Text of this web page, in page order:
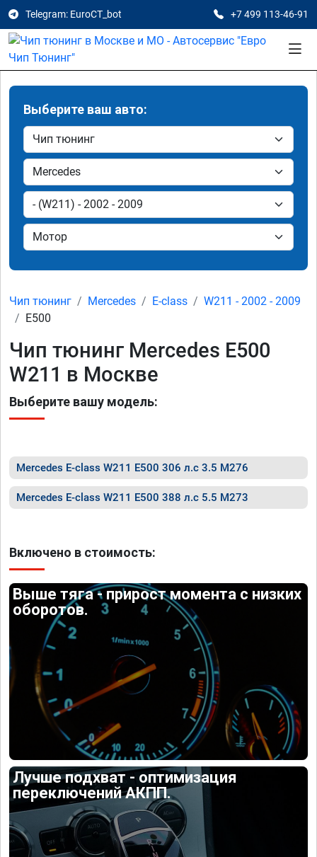
Telegram: EuroCT_bot +7 499 113-46-91
Выберите ваш авто:
Чип тюнинг Mercedes E-class
W211 - 2002 - 2009
E500
Чип тюнинг Mercedes E500
W211 в Москве
Выберите вашу модель:
Mercedes E-class W211 E500 306 л.с 3.5 M276
Mercedes E-class W211 E500 388 л.с 5.5 M273
Включено в стоимость:
Выше тяга - прирост момента с низких
оборотов.
Лучше подхват - оптимизация
переключений АКПП.